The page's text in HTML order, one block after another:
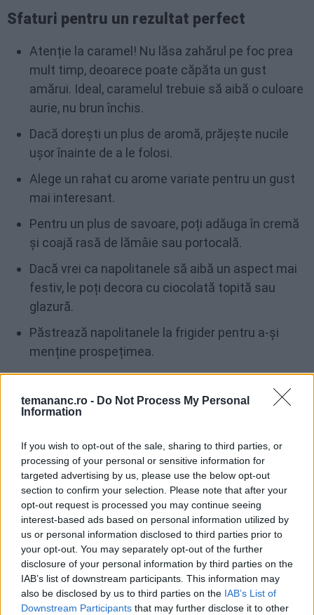
temananc.ro - Do Not Process My Personal
Information
If you wish to opt-out of the sale, sharing to third parties, or
processing of your personal or sensitive information for
targeted advertising by us, please use the below opt-out
section to confirm your selection. Please note that after your
opt-out request is processed you may continue seeing
interest-based ads based on personal information utilized by
us or personal information disclosed to third parties prior to
your opt-out. You may separately opt-out of the further
disclosure of your personal information by third parties on the
IAB’s list of downstream participants. This information may
also be disclosed by us to third parties on the IAB’s List of
Downstream Participants that may further disclose it to other
Sfaturi pentru un rezultat perfect
Atenție la caramel! Nu lăsa zahărul pe foc prea
mult timp, deoarece poate căpăta un gust
amărui. Ideal, caramelul trebuie să aibă o culoare
aurie, nu brun închis.
Dacă dorești un plus de aromă, prăjește nucile
ușor înainte de a le folosi.
Alege un rahat cu arome variate pentru un gust
mai interesant.
Pentru un plus de savoare, poți adăuga în cremă
și coajă rasă de lămâie sau portocală.
Dacă vrei ca napolitanele să aibă un aspect mai
festiv, le poți decora cu ciocolată topită sau
glazură.
Păstrează napolitanele la frigider pentru a-și
menține prospețimea.
FACEBOOK
Te-ar mai putea interesa
16 creme delicioase pentru foi de
napolitană